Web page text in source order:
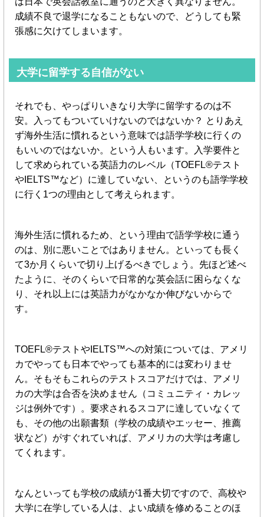
成績不良で退学になることもないので、どうしても緊
張感に欠けてしまいます。
大学に留学する自信がない
それでも、やっぱりいきなり大学に留学するのは不
安。入ってもついていけないのではないか？ とりあえ
ず海外生活に慣れるという意味では語学学校に行くの
もいいのではないか。という人もいます。入学要件と
して求められている英語力のレベル（TOEFL®テスト
やIELTS™など）に達していない、というのも語学学校
に行く1つの理由として考えられます。
海外生活に慣れるため、という理由で語学学校に通う
のは、別に悪いことではありません。といっても長く
て3か月くらいで切り上げるべきでしょう。先ほど述べ
たように、そのくらいで日常的な英会話に困らなくな
り、それ以上には英語力がなかなか伸びないからで
す。
TOEFL®テストやIELTS™への対策については、アメリ
カでやっても日本でやっても基本的には変わりませ
ん。そもそもこれらのテストスコアだけでは、アメリ
カの大学は合否を決めません（コミュニティ・カレッ
ジは例外です）。要求されるスコアに達していなくて
も、その他の出願書類（学校の成績やエッセー、推薦
状など）がすぐれていれば、アメリカの大学は考慮し
てくれます。
なんといっても学校の成績が1番大切ですので、高校や
大学に在学している人は、よい成績を修めることのほ